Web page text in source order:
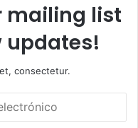
mailing list
updates!
consectetur.